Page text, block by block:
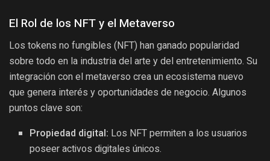
El Rol de los NFT y el Metaverso
Los tokens no fungibles (NFT) han ganado popularidad
sobre todo en la industria del arte y del entretenimiento. Su
integración con el metaverso crea un ecosistema nuevo
que genera interés y oportunidades de negocio. Algunos
puntos clave son:
Propiedad digital: Los NFT permiten a los usuarios
poseer activos digitales únicos.